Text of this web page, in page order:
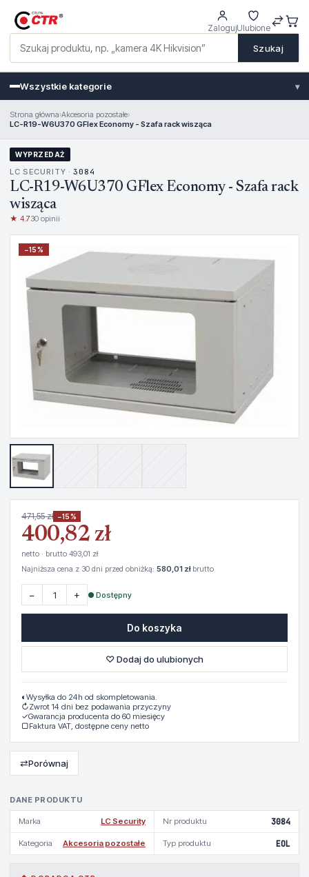
Szukaj
ZalogujUlubione
Wszystkie kategorie ▾
Strona główna›Akcesoria pozostałe›
LC-R19-W6U370 GFlex Economy - Szafa rack wisząca
WYPRZEDAŻ
LC SECURITY · 3084
LC-R19-W6U370 GFlex Economy - Szafa rack
wisząca
★ 4.730 opinii·
−15%
DANE PRODUKTU
Marka LC Security Nr produktu 3084
Kategoria Akcesoria pozostałe Typ produktu EOL
471,55 zł −15%
400,82 zł
netto · brutto 493,01 zł
Najniższa cena z 30 dni przed obniżką: 580,01 złbrutto
− + ● Dostępny
Do koszyka
♡ Dodaj do ulubionych
◐ Wysyłka do 24h od skompletowania.
↻Zwrot 14 dni bez podawania przyczyny
✓Gwarancja producenta do 60 miesięcy
▢Faktura VAT, dostępne ceny netto
⇄Porównaj